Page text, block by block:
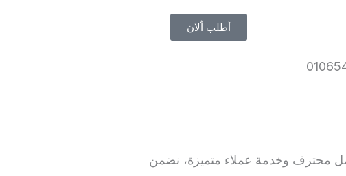
أطلب اّلان
وخدمة عملاء متميزة، نضمن